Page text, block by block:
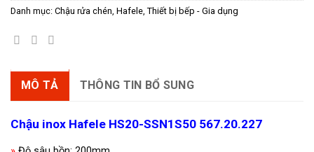
5.465.900 ₫.là:
Danh mục: Chậu rửa chén Hafele Thiết bị bếp - Gia dụng
MÔ TẢ THÔNG TIN BỔ SUNG
Chậu inox Hafele HS20-SSN1S50 567.20.227